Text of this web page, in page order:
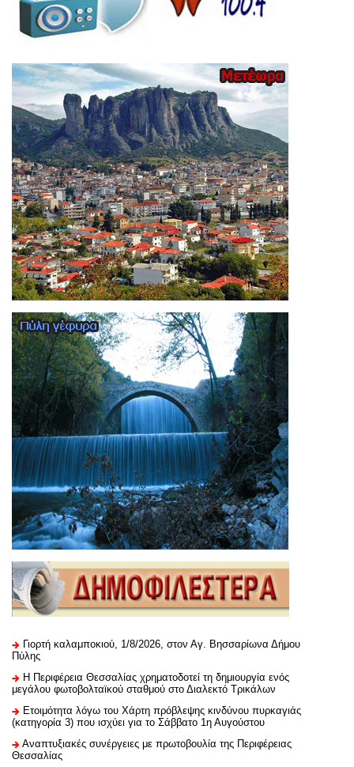
Γιορτή καλαμποκιού, 1/8/2026, στον Αγ. Βησσαρίωνα Δήμου
Πύλης
H Περιφέρεια Θεσσαλίας χρηματοδοτεί τη δημιουργία ενός
μεγάλου φωτοβολταϊκού σταθμού στο Διαλεκτό Τρικάλων
Ετοιμότητα λόγω του Χάρτη πρόβλεψης κινδύνου πυρκαγιάς
(κατηγορία 3) που ισχύει για το Σάββατο 1η Αυγούστου
Αναπτυξιακές συνέργειες με πρωτοβουλία της Περιφέρειας
Θεσσαλίας